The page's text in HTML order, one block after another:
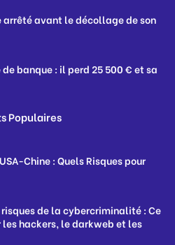
avant le décollage de son
banque : il perd 25 500 € et sa
Populaires
Chine : Quels Risques pour
de la cybercriminalité : Ce
les hackers, le darkweb et les